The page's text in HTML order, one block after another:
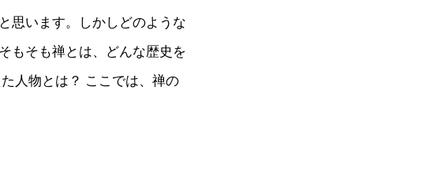
思います。しかしどのような
もそも禅とは、どんな歴史を
人物とは？ ここでは、禅の